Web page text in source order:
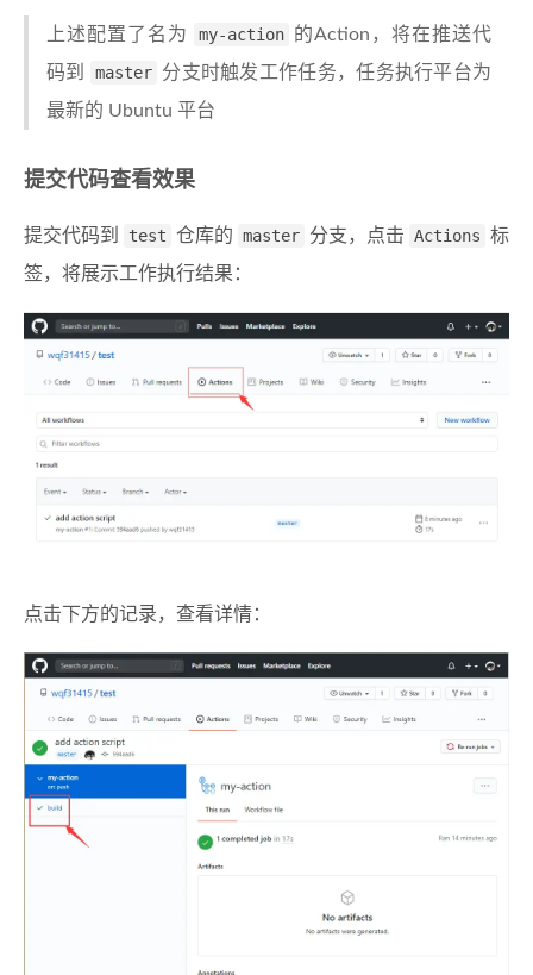
上述配置了名为 my-action
的Action，将在推送代
码到
master 分支时触发工作任务，任务执行平台为
最新的 Ubuntu 平台
提交代码查看效果
提交代码到 test 仓库的 master 分支，点击 Actions 标
签，将展示工作执行结果：
点击下方的记录，查看详情：